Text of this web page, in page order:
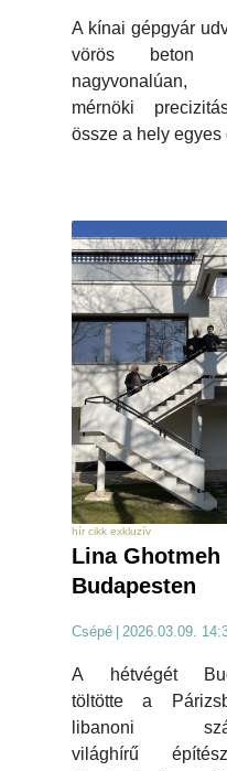
A kínai gépgyár
vörös beton
nagyvonalúan,
mérnöki
össze a hely egyes
hír cikk exkluzív
Lina Ghotmeh
Budapesten
Csépé 2026.03.09.
A hétvégét
töltötte a
libanoni
világhírű